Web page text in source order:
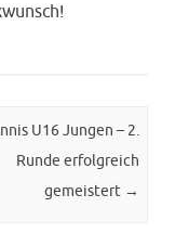
U16 Jungen – 2.
Runde erfolgreich
gemeistert →